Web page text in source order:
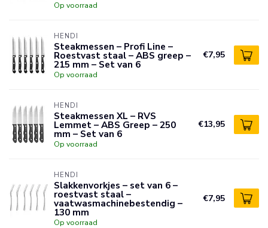
Op voorraad
HENDI
Steakmessen – Profi Line –
Roestvast staal – ABS greep –
215 mm – Set van 6
Op voorraad
€7,95
HENDI
Steakmessen XL – RVS
Lemmet – ABS Greep – 250
mm – Set van 6
Op voorraad
€13,95
HENDI
Slakkenvorkjes – set van 6 –
roestvast staal –
vaatwasmachinebestendig –
130 mm
Op voorraad
€7,95